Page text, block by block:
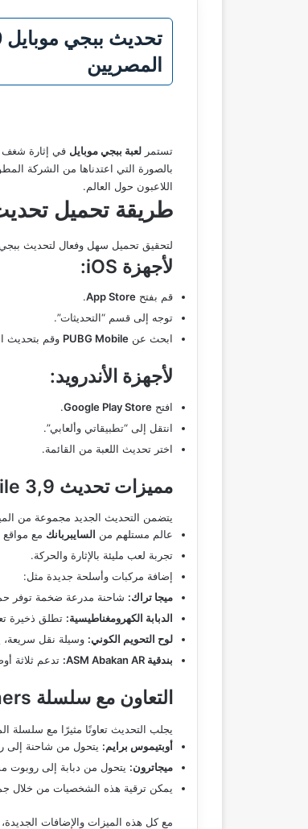
المصريين
تستمر لعبة ببجي موبايل في إثارة شغف
بالصورة التي اعتدناها من الشركة
اللاعبون حول العالم.
طريقة تحميل تحديث
لتحقيق تحميل سهل وفعال لتحديث ببجي موبايل 3,9، اتبع الخطوات التالية
لأجهزة iOS:
قم بفتح App Store
.
توجه إلى قسم “التحديثات”.
ابحث عن PUBG Mobile وقم بتحديث
لأجهزة الأندرويد:
افتح Google Play Store
.
انتقل إلى “تطبيقاتي وألعابي”.
اختر تحديث اللعبة من القائمة.
مميزات تحديث PUBG Mobile 3,9
يتضمن التحديث الجديد مجموعة من
عالم مستلهم من السايبربانك مع مواقع
تجربة لعب مليئة بالإثارة والحركة.
إضافة مركبات وأسلحة جديدة مثل:
ميجا تراك: شاحنة مدرعة ضخمة توفر
الدبابة الكهرومغناطيسية: تطلق ذخيرة
لوح التحويم الكوني: وسيلة نقل سريعة،
بندقية ASM Abakan AR:
تدعم ثلاثة
التعاون مع سلسلة Transformers
يجلب التحديث تعاونًا مثيرًا مع
أوبتيموس برايم: يتحول من شاحنة إلى
ميجاترون: يتحول من دبابة إلى
يمكن ترقية هذه الشخصيات من خلال
مع كل هذه الميزات والإضافات